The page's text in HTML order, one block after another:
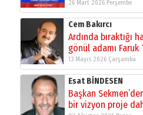
26 Mart 2026 Perşembe
Cem Bakırcı
Ardında bıraktığı
gönül adamı Faruk
13 Mayıs 2026 Çarşamba
Esat BİNDESEN
Başkan
bir vizyon proje